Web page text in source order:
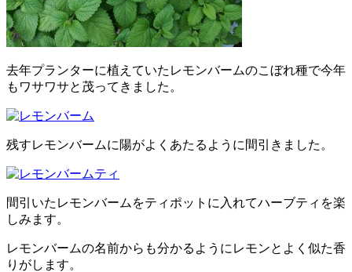
去年プランターに植えていたレモンバームのこぼれ種で今年
もワサワサと茂ってきました。
残すレモンバームに陽がよくあたるように間引きました。
間引いたレモンバームをティポットに入れてハーブティを楽
しみます。
レモンバームの名前からも分かるようにレモンとよく似た香
りがします。